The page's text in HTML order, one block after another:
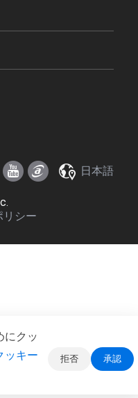
にクッ
ッキー
拒否 承認
日本語
リシー